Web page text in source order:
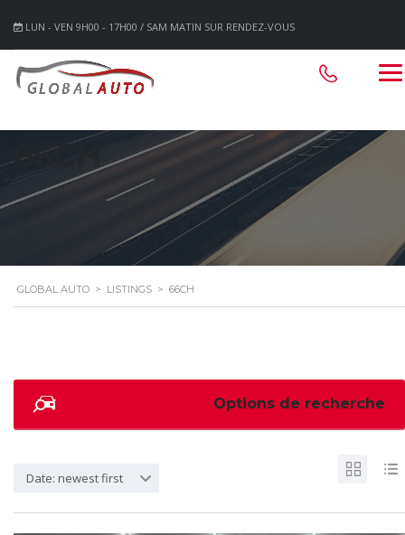
LUN - VEN 9H00 - 17H00 / SAM MATIN SUR RENDEZ-VOUS
66CH
GLOBAL AUTO > LISTINGS > 66CH
Options de recherche
Date: newest first